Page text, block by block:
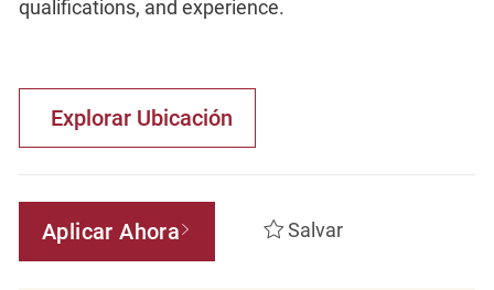
qualifications, and experience.
Explorar Ubicación
Aplicar Ahora Salvar